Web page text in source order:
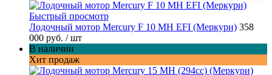
Быстрый просмотр
Лодочный мотор Mercury F 10 MH EFI (Меркури) 358
000 руб. / шт
В наличии
Хит продаж